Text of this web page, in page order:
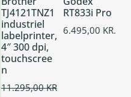
TJ4121TNZ1
industriel
labelprinter,
4″ 300 dpi,
touchscree
n
11.295,00KR
RT833i Pro
6.495,00 KR.